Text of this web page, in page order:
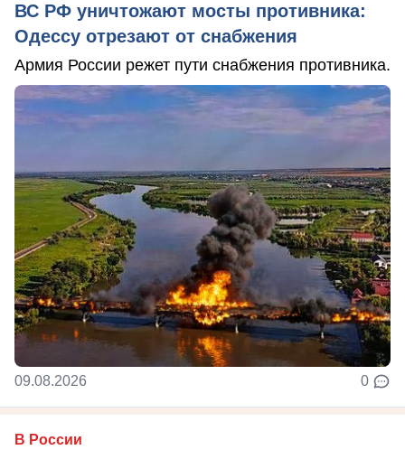
ВС РФ уничтожают мосты противника:
Одессу отрезают от снабжения
Армия России режет пути снабжения противника.
09.08.2026 0
В России